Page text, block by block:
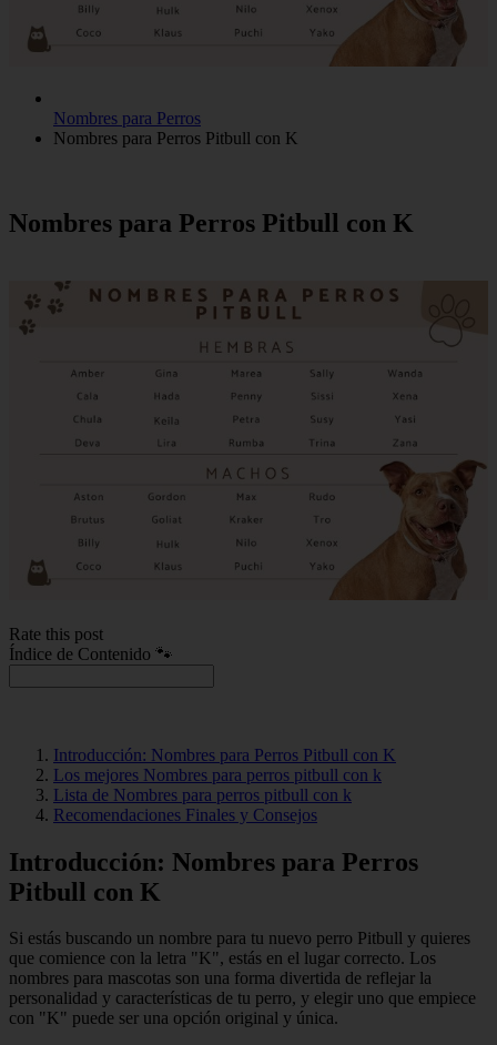
Nombres para Perros
Nombres para Perros Pitbull con K
Nombres para Perros Pitbull con K
Rate this post
Índice de Contenido 🐾
Introducción: Nombres para Perros Pitbull con K
Los mejores Nombres para perros pitbull con k
Lista de Nombres para perros pitbull con k
Recomendaciones Finales y Consejos
Introducción: Nombres para Perros
Pitbull con K
Si estás buscando un nombre para tu nuevo perro Pitbull y quieres
que comience con la letra "K", estás en el lugar correcto. Los
nombres para mascotas son una forma divertida de reflejar la
personalidad y características de tu perro, y elegir uno que empiece
con "K" puede ser una opción original y única.